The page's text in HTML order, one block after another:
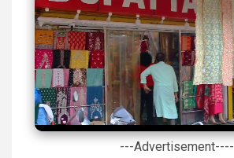
---Advertisement----